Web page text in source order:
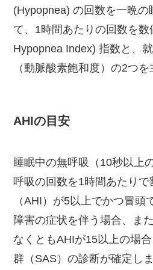
(Hypopnea) の回数を一晩の
て、1時間あたりの回数を
Hypopnea Index) 指数と、
（動脈酸素飽和度）の2つを
AHIの目安
睡眠中の無呼吸（10秒以上
呼吸の回数を1時間あたりで
（AHI）が5以上でかつ冒
障害の症状を伴う場合、ま
なくともAHIが15以上の場
群（SAS）の診断が確定し